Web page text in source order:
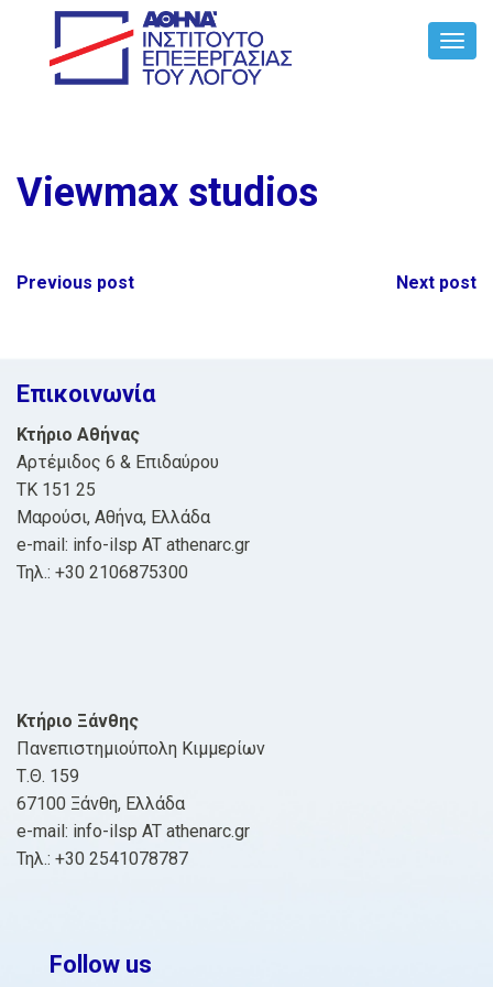
Viewmax studios
Post
Previous post Next post
Επικοινωνία
Κτήριο Αθήνας
Αρτέμιδος 6 & Επιδαύρου
ΤΚ 151 25
Μαρούσι, Αθήνα, Ελλάδα
e-mail: info-ilsp AT athenarc.gr
Τηλ.: +30 2106875300
Κτήριο Ξάνθης
Πανεπιστημιούπολη Κιμμερίων
Τ.Θ. 159
67100 Ξάνθη, Ελλάδα
e-mail: info-ilsp AT athenarc.gr
Τηλ.: +30 2541078787
Follow us